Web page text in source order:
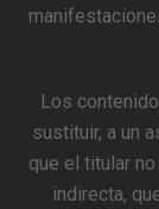
Los
sustituir, a un
que el titular
indirecta,